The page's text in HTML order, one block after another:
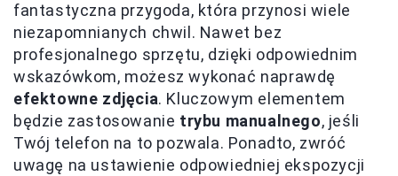
fantastyczna przygoda, która przynosi wiele
niezapomnianych chwil. Nawet bez
profesjonalnego sprzętu, dzięki odpowiednim
wskazówkom, możesz wykonać naprawdę
efektowne zdjęcia. Kluczowym elementem
będzie zastosowanie trybu manualnego, jeśli
Twój telefon na to pozwala. Ponadto, zwróć
uwagę na ustawienie odpowiedniej ekspozycji